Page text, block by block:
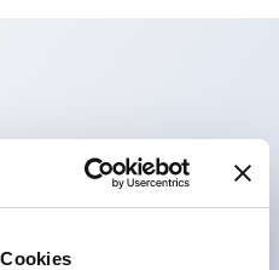
bis zum FA-Bereich